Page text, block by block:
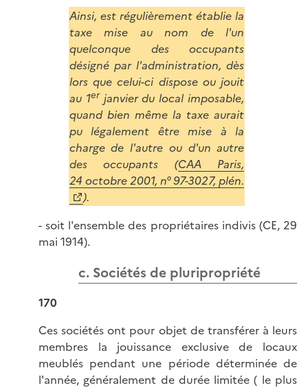
Ainsi, est régulièrement établie la
taxe mise au nom de l'un
quelconque des occupants
désigné par l'administration, dès
lors que celui-ci dispose ou jouit
au 1er janvier du local imposable,
quand bien même la taxe aurait
pu légalement être mise à la
charge de l'autre ou d'un autre
des occupants (CAA Paris,
24 octobre 2001, n° 97-3027, plén.
).
- soit l'ensemble des propriétaires indivis (CE, 29
mai 1914).
c. Sociétés de pluripropriété
170
Ces sociétés ont pour objet de transférer à leurs
membres la jouissance exclusive de locaux
meublés pendant une période déterminée de
l'année, généralement de durée limitée ( le plus